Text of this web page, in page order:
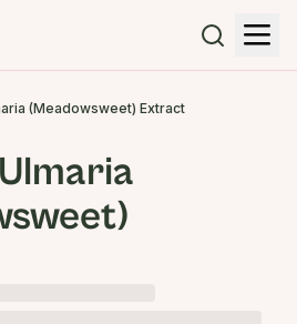
(Meadowsweet) Extract